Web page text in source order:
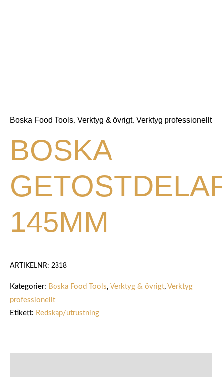
Boska Food Tools, Verktyg & övrigt, Verktyg professionellt
BOSKA
145MM
ARTIKELNR: 2818
Kategorier: Boska Food Tools, Verktyg & övrigt, Verktyg
professionellt
Etikett: Redskap/utrustning